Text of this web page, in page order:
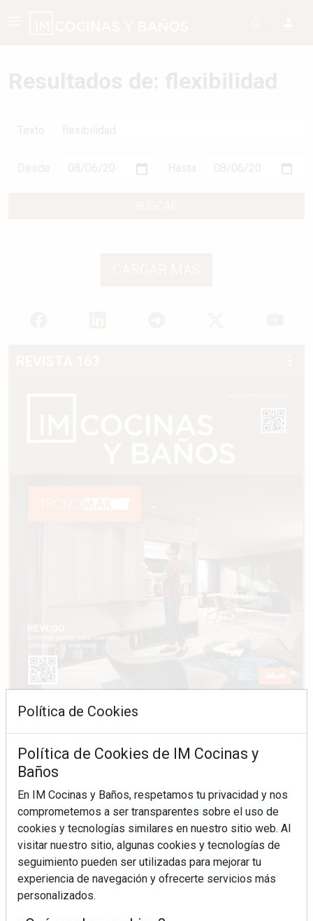
Política de Cookies
Política de Cookies de IM Cocinas y
Baños
En IM Cocinas y Baños, respetamos tu privacidad y nos
comprometemos a ser transparentes sobre el uso de
cookies y tecnologías similares en nuestro sitio web. Al
visitar nuestro sitio, algunas cookies y tecnologías de
seguimiento pueden ser utilizadas para mejorar tu
experiencia de navegación y ofrecerte servicios más
personalizados.